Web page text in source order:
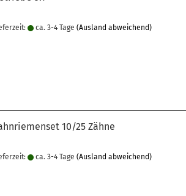
ca. 3-4 Tage (Ausland abweichend)
10/25 Zähne
ca. 3-4 Tage (Ausland abweichend)